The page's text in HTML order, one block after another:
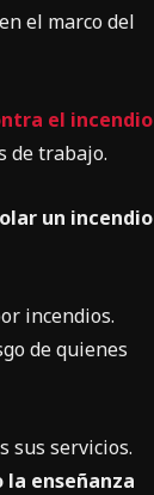
en el marco del
el incendio
de trabajo.
un incendio
incendios.
de quienes
sus servicios.
la enseñanza